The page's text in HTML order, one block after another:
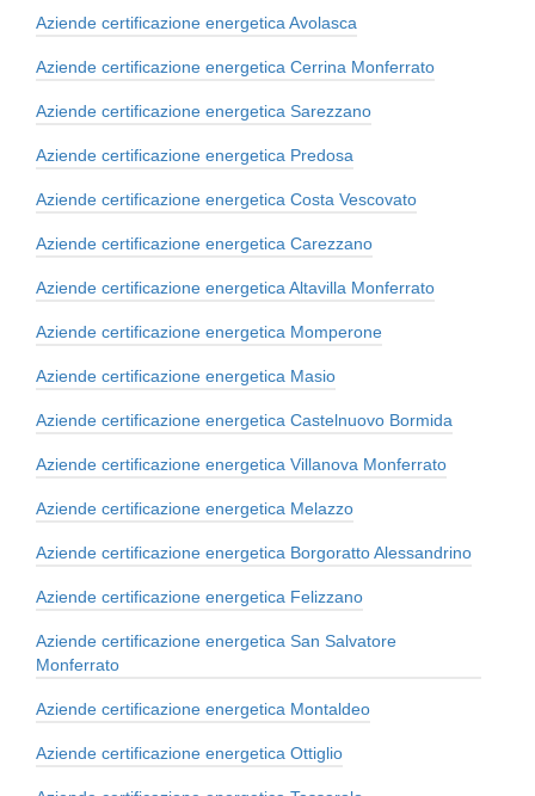
Aziende certificazione energetica Avolasca
Aziende certificazione energetica Cerrina Monferrato
Aziende certificazione energetica Sarezzano
Aziende certificazione energetica Predosa
Aziende certificazione energetica Costa Vescovato
Aziende certificazione energetica Carezzano
Aziende certificazione energetica Altavilla Monferrato
Aziende certificazione energetica Momperone
Aziende certificazione energetica Masio
Aziende certificazione energetica Castelnuovo Bormida
Aziende certificazione energetica Villanova Monferrato
Aziende certificazione energetica Melazzo
Aziende certificazione energetica Borgoratto Alessandrino
Aziende certificazione energetica Felizzano
Aziende certificazione energetica San Salvatore
Monferrato
Aziende certificazione energetica Montaldeo
Aziende certificazione energetica Ottiglio